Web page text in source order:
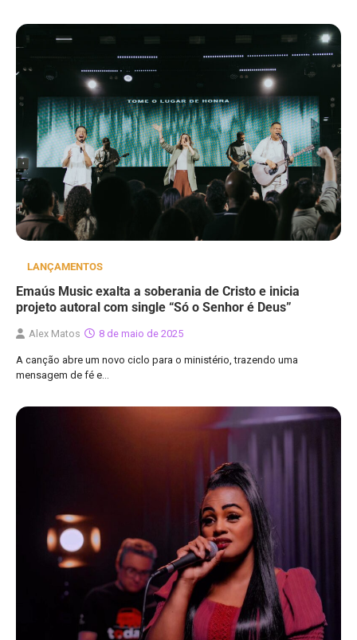
LANÇAMENTOS
Emaús Music exalta a soberania de Cristo e inicia
projeto autoral com single “Só o Senhor é Deus”
Alex Matos 8 de maio de 2025
A canção abre um novo ciclo para o ministério, trazendo uma
mensagem de fé e…